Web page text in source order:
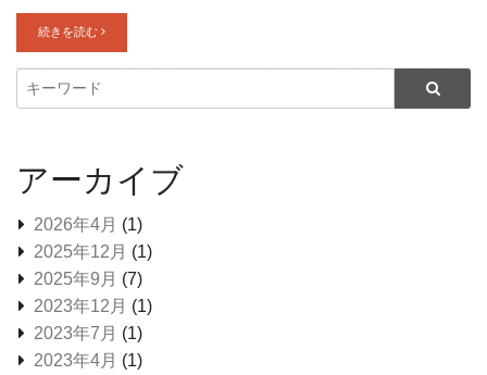
続きを読む
アーカイブ
2026年4月 (1)
2025年12月 (1)
2025年9月 (7)
2023年12月 (1)
2023年7月 (1)
2023年4月 (1)